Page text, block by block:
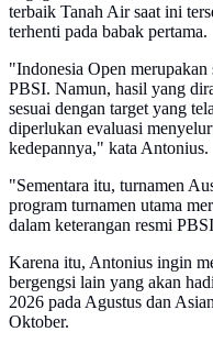
terbaik Tanah Air saat ini
terhenti pada babak pertama.
"Indonesia Open
PBSI. Namun, hasil yang
sesuai dengan target yang
diperlukan evaluasi
kedepannya," kata Antonius.
"Sementara itu, turnamen
program turnamen utama
dalam keterangan resmi
Karena itu, Antonius ingin
bergengsi lain yang akan
2026 pada Agustus dan
Oktober.